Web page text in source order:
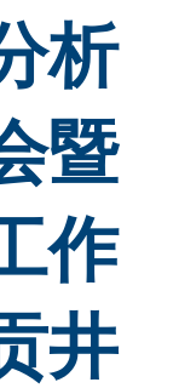
析
暨
作
井